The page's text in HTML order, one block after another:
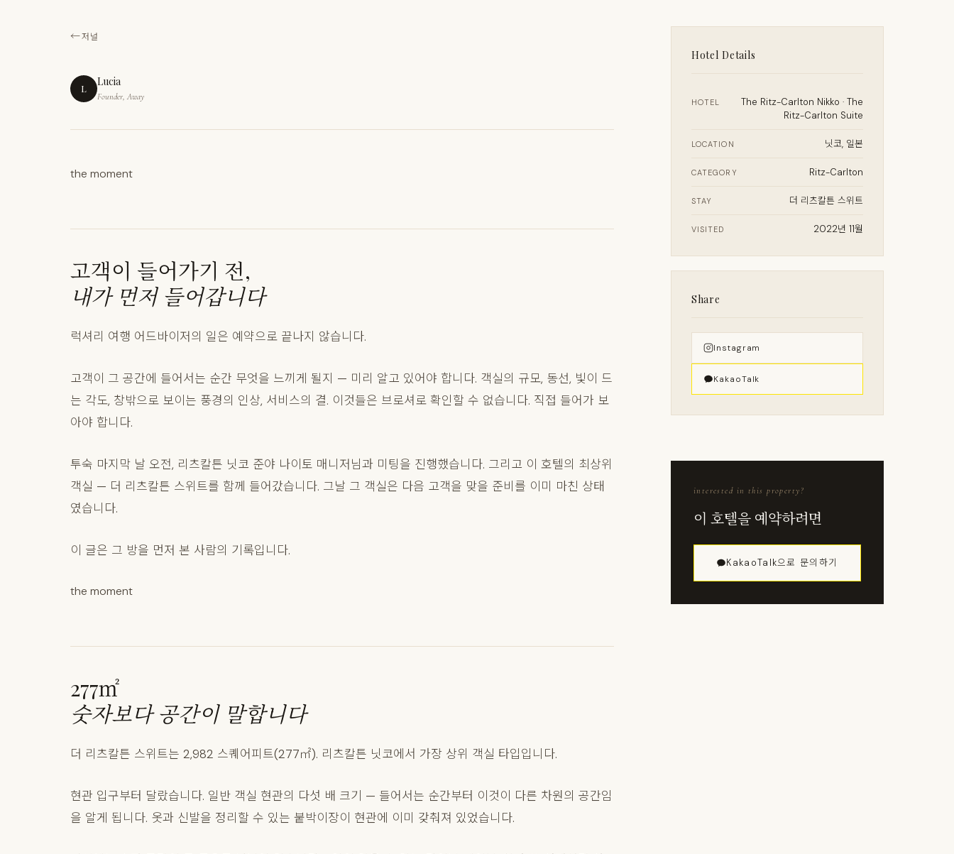
저널
L Lucia
Founder, Away
the moment
고객이 들어가기 전,
내가 먼저 들어갑니다
럭셔리 여행 어드바이저의 일은 예약으로 끝나지 않습니다.
고객이 그 공간에 들어서는 순간 무엇을 느끼게 될지 — 미리 알고 있어야 합니다. 객실의 규모, 동선, 빛이 드
는 각도, 창밖으로 보이는 풍경의 인상, 서비스의 결. 이것들은 브로셔로 확인할 수 없습니다. 직접 들어가 보
아야 합니다.
투숙 마지막 날 오전, 리츠칼튼 닛코 준야 나이토 매니저님과 미팅을 진행했습니다. 그리고 이 호텔의 최상위
객실 — 더 리츠칼튼 스위트를 함께 들어갔습니다. 그날 그 객실은 다음 고객을 맞을 준비를 이미 마친 상태
였습니다.
이 글은 그 방을 먼저 본 사람의 기록입니다.
the moment
277㎡
숫자보다 공간이 말합니다
더 리츠칼튼 스위트는 2,982 스퀘어피트(277㎡). 리츠칼튼 닛코에서 가장 상위 객실 타입입니다.
현관 입구부터 달랐습니다. 일반 객실 현관의 다섯 배 크기 — 들어서는 순간부터 이것이 다른 차원의 공간임
을 알게 됩니다. 옷과 신발을 정리할 수 있는 붙박이장이 현관에 이미 갖춰져 있었습니다.
Hotel Details
HOTEL
The Ritz-Carlton Nikko · The
Ritz-Carlton Suite
LOCATION 닛코, 일본
CATEGORY Ritz-Carlton
STAY 더 리츠칼튼 스위트
VISITED 2022년 11월
Share
Instagram
KakaoTalk
interested in this property?
이 호텔을 예약하려면
KakaoTalk으로 문의하기